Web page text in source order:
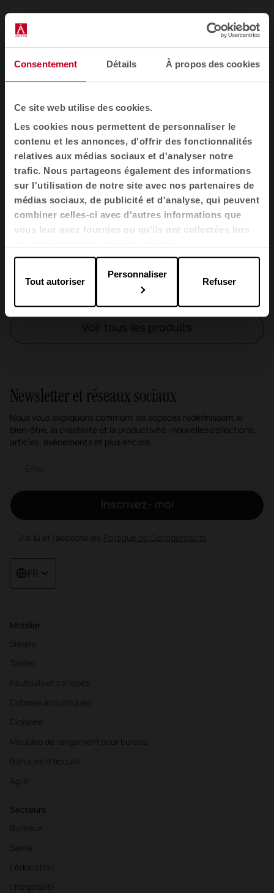
Consentement Détails À propos des cookies
Ce site web utilise des cookies.
Les cookies nous permettent de personnaliser le
contenu et les annonces, d'offrir des fonctionnalités
relatives aux médias sociaux et d'analyser notre
trafic. Nous partageons également des informations
sur l'utilisation de notre site avec nos partenaires de
médias sociaux, de publicité et d'analyse, qui peuvent
combiner celles-ci avec d'autres informations que
vous leur avez fournies ou qu'ils ont collectées lors
Tout autoriser
Personnaliser
Refuser
Arkitek
Armoire Arkitek
Armoires de bureau modulaires
Mobilier
Sièges
Tables
Fauteuils et canapés
Cabines acoustiques
Cloisons
Meubles de rangement pour bureau
Banques d'accueil
Agile
Secteurs
Bureaux
Santé
L'éducation
L'hospitalité
Newsletter et réseaux sociaux
Nous vous expliquons comment les espaces redéfinissent le
bien-être, la créativité et la productivité : nouvelles collections,
articles, événements et plus encore.
Inscrivez- moi
J'ai lu et j'accepte les Politique de Confidentialité
FR